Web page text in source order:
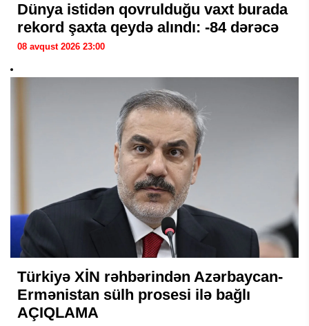
Dünya istidən qovrulduğu vaxt burada
rekord şaxta qeydə alındı: -84 dərəcə
08 avqust 2026 23:00
Türkiyə XİN rəhbərindən Azərbaycan-
Ermənistan sülh prosesi ilə bağlı
AÇIQLAMA